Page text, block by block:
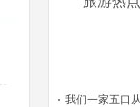
我们一家五口